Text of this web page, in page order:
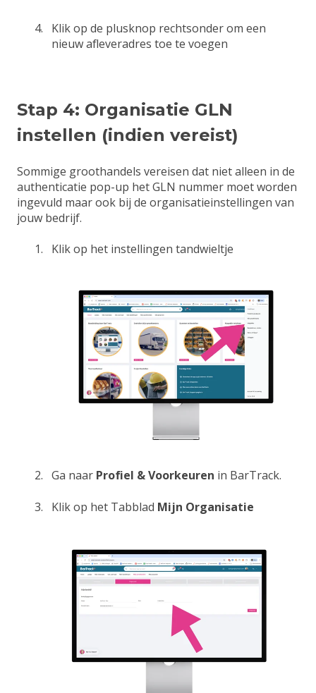
Klik op de plusknop rechtsonder om een
nieuw afleveradres toe te voegen
Stap 4: Organisatie GLN
instellen (indien vereist)
Sommige groothandels vereisen dat niet alleen in de
authenticatie pop-up het GLN nummer moet worden
ingevuld maar ook bij de organisatieinstellingen van
jouw bedrijf.
Klik op het instellingen tandwieltje
Ga naar Profiel & Voorkeuren in BarTrack.
Klik op het Tabblad Mijn Organisatie